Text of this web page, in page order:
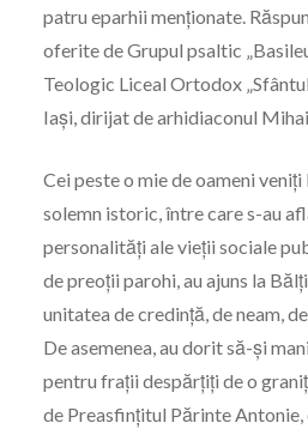
patru eparhii menţionate.
oferite de Grupul psaltic
Teologic Liceal Ortodox
Iaşi, dirijat de arhidiaconul
Cei peste o mie de oameni
solemn istoric, între care s-au
personalităţi ale vieţii sociale
de preoţii parohi, au ajuns la
unitatea de credinţă, de neam,
De asemenea, au dorit să-şi
pentru fraţii despărţiţi de o
de Preasfinţitul Părinte